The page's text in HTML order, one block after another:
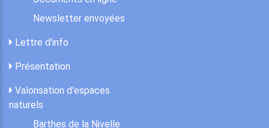
Newsletter envoyées
Lettre d'info
Présentation
Valorisation d'espaces
naturels
Barthes de la Nivelle